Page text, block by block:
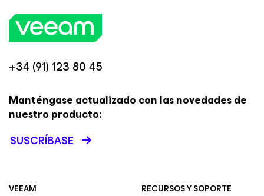
+34 (91) 123 80 45
Manténgase actualizado con las novedades de
nuestro producto:
SUSCRÍBASE
VEEAM
RECURSOS Y SOPORTE